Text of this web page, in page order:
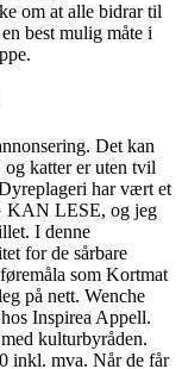
om at alle bidrar til
best mulig måte i
Det kan
katter er uten tvil
har vært et
KAN LESE, og jeg
I denne
for de sårbare
som Kortmat
på nett. Wenche
Inspirea Appell.
kulturbyråden.
inkl. mva. Når de får